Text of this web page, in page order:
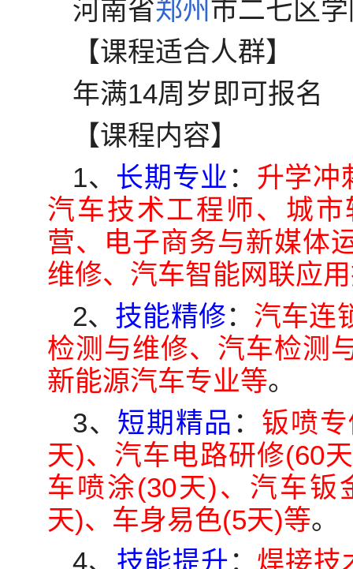
河南省郑州 市二七区
【课程适合人群】
年满14周岁即可报名
【课程内容】
1、 长期专业 ： 升学冲
汽车技术工程师、城
营、电子商务与新媒体
维修、汽车智能网联应
2、 技能精修： 汽车连
检测与维修、汽车检测
新能源汽车专业等。
3、 短期精品 ： 钣喷
天)、汽车电路研修(60
车喷涂(30天)、汽车钣
天)、车身易色(5天)等。
4、 技能提升 ： 焊接技